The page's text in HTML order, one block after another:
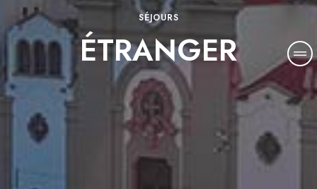
SÉJOURS
ÉTRANGER